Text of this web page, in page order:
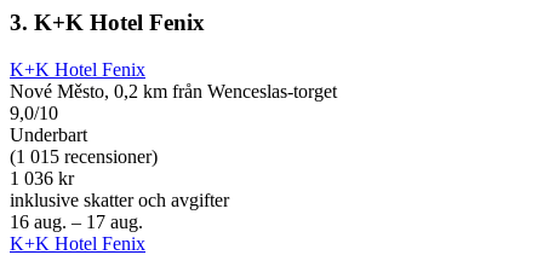
3. K+K Hotel Fenix
K+K Hotel Fenix
Nové Město, 0,2 km från Wenceslas-torget
9,0/10
Underbart
(1 015 recensioner)
1 036 kr
inklusive skatter och avgifter
16 aug. – 17 aug.
K+K Hotel Fenix